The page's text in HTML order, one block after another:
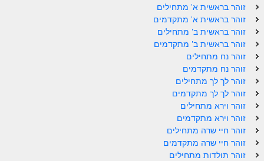
ספר הזוהר – ויקרא
ספר הזוהר הקדוש זוהר ויקרא מתקדמים
זוהר צו מתחילים
זוהר צו מתקדמים
פרשת שמיני מתקדמים
זוהר בראשית א' מתחילים
זוהר בראשית א' מתקדמים
זוהר בראשית ב' מתחילים
זוהר בראשית ב' מתקדמים
זוהר נח מתחילים
זוהר נח מתקדמים
זוהר לך לך מתחילים
זוהר לך לך מתקדמים
זוהר וירא מתחילים
זוהר וירא מתקדמים
זוהר חיי שרה מתחילים
זוהר חיי שרה מתקדמים
זוהר תולדות מתחילים